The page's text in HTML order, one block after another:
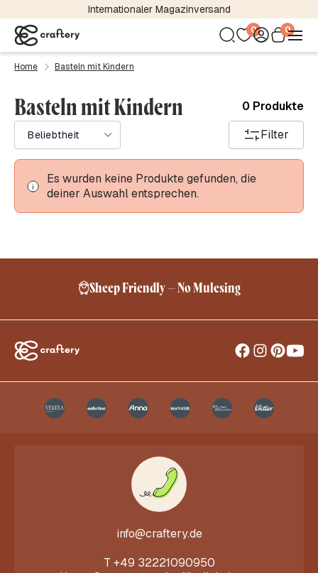
Internationaler Magazinversand
0 0
Home Basteln mit Kindern
Basteln mit Kindern 0 Produkte
Beliebtheit Filter
Es wurden keine Produkte gefunden, die
deiner Auswahl entsprechen.
Sheep Friendly – No Mulesing
info@craftery.de
T +49 32221090950